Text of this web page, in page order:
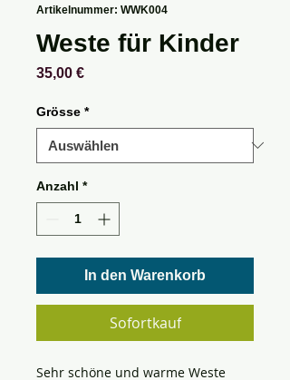
Artikelnummer: WWK004
Weste für Kinder
35,00 €Preis
Grösse *
Anzahl *
In den Warenkorb
Sofortkauf
Sehr schöne und warme Weste